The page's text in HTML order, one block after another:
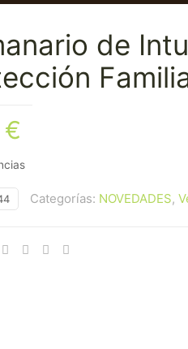
de
€
Categorías: NOVEDADES,